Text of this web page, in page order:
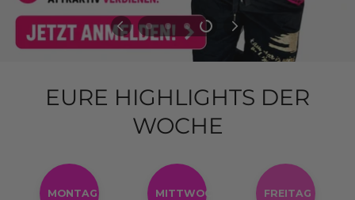
EURE HIGHLIGHTS DER
WOCHE
MONTAG MITTWOCH FREITAG